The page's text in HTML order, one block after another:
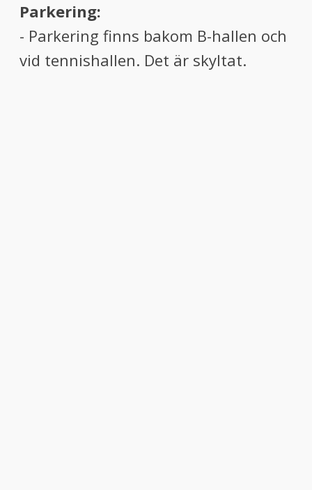
Parkering:
- Parkering finns bakom B-hallen och
vid tennishallen. Det är skyltat.